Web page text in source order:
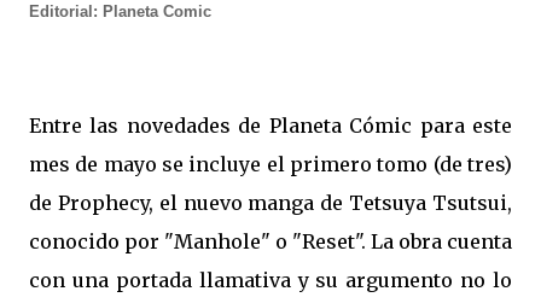
Editorial: Planeta Comic
Entre las novedades de Planeta Cómic para este
mes de mayo se incluye el primero tomo (de tres)
de Prophecy, el nuevo manga de Tetsuya Tsutsui,
conocido por "Manhole" o "Reset". La obra cuenta
con una portada llamativa y su argumento no lo